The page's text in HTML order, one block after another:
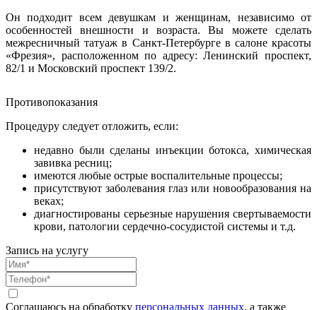
Он подходит всем девушкам и женщинам, независимо от
особенностей внешности и возраста. Вы можете сделать
межресничный татуаж в Санкт-Петербурге в салоне красоты
«Фрезия», расположенном по адресу: Ленинский проспект,
82/1 и Московский проспект 139/2.
Противопоказания
Процедуру следует отложить, если:
недавно были сделаны инъекции ботокса, химическая
завивка ресниц;
имеются любые острые воспалительные процессы;
присутствуют заболевания глаз или новообразования на
веках;
диагностированы серьезные нарушения свертываемости
крови, патологии сердечно-сосудистой системы и т.д.
Запись на услугу
Соглашаюсь на обработку персональных данных, а также